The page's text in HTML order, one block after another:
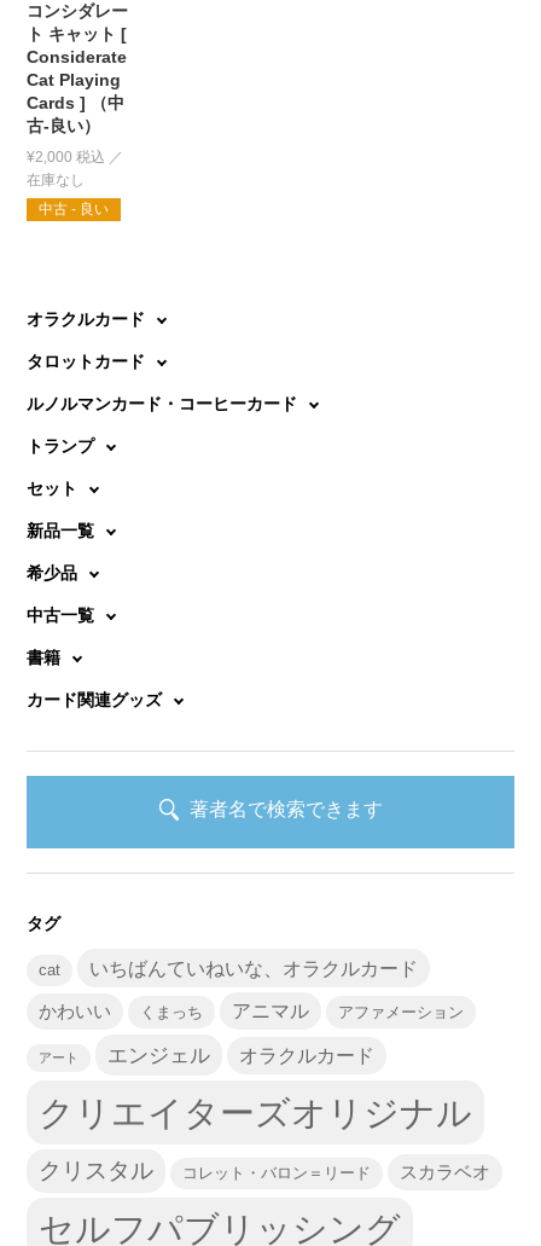
コンシダレー
ト キャット [
Considerate
Cat Playing
Cards ] （中
古-良い）
¥2,000 税込
中古 - 良い
オラクルカード
タロットカード
ルノルマンカード・コーヒーカード
トランプ
セット
新品一覧
希少品
中古一覧
書籍
カード関連グッズ
著者名で検索できます
タグ
cat いちばんていねいな、オラクルカード
かわいい くまっち アニマル アファメーション
アート エンジェル オラクルカード
クリエイターズオリジナル
クリスタル コレット・バロン＝リード スカラベオ
セルフパブリッシング